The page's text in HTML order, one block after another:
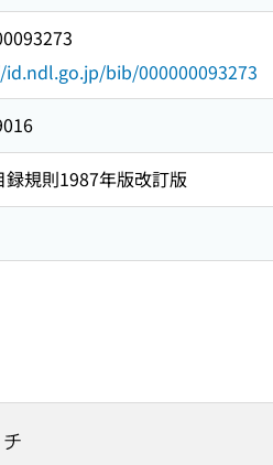
bib/000000093273
録規則1987年版改訂版